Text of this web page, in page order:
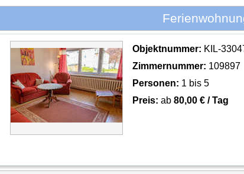
Objektnummer: KIL-
Zimmernummer: 109897
Personen: 1 bis 5
Preis: ab80,00 € / Tag